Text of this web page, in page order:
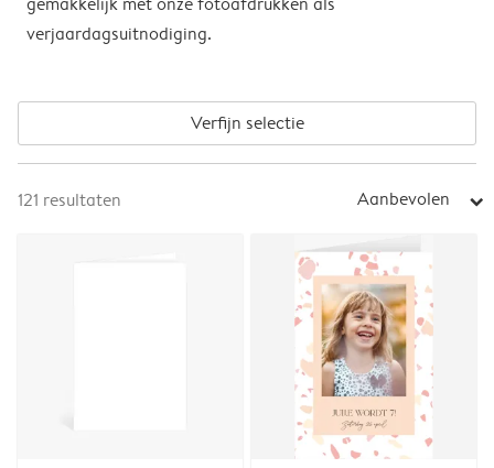
verjaardagsuitnodiging.
Verfijn selectie
121 resultaten Aanbevolen arrow_right